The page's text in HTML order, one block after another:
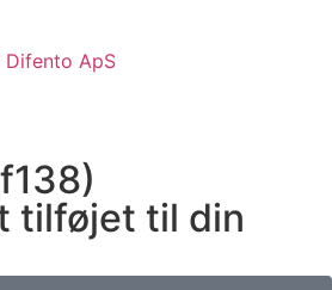
Difento ApS
tilføjet til din